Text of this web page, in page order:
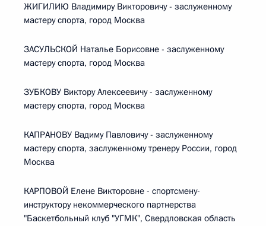
ЖИГИЛИЮ Владимиру Викторовичу - заслуженному
мастеру спорта, город Москва
ЗАСУЛЬСКОЙ Наталье Борисовне - заслуженному
мастеру спорта, город Москва
ЗУБКОВУ Виктору Алексеевичу - заслуженному
мастеру спорта, город Москва
КАПРАНОВУ Вадиму Павловичу - заслуженному
мастеру спорта, заслуженному тренеру России, город
Москва
КАРПОВОЙ Елене Викторовне - спортсмену-
инструктору некоммерческого партнерства
"Баскетбольный клуб "УГМК", Свердловская область